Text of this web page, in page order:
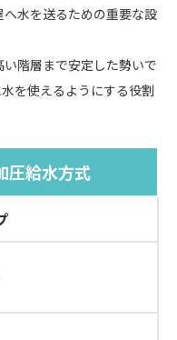
水を送るための重要な設
階層まで安定した勢いで
を使えるようにする役割
圧給水方式